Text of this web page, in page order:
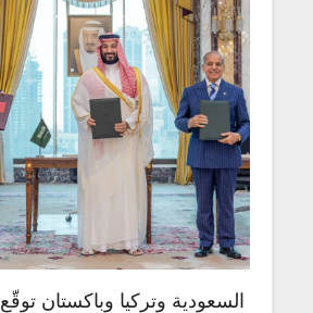
السعودية وتركيا وباكستان توقّع